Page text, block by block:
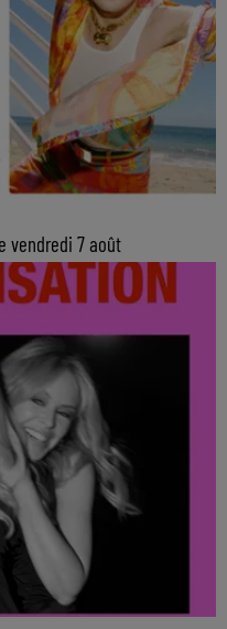
vendredi 7 août